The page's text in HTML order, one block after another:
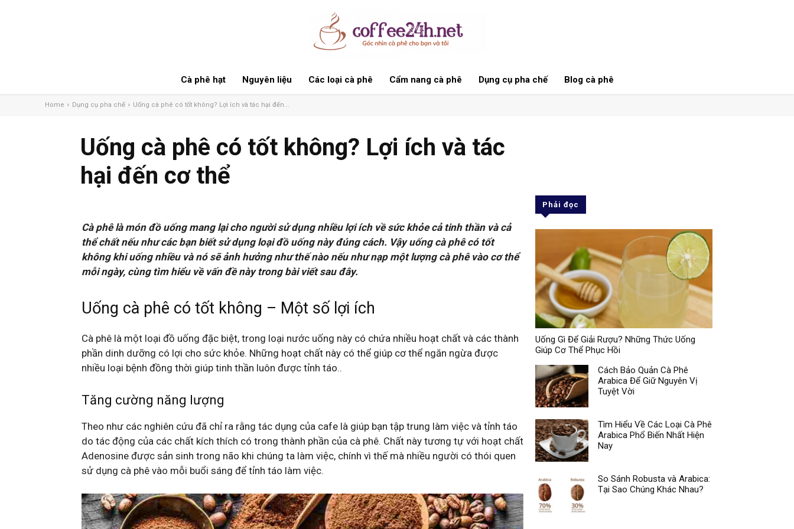
Cà phê hạt Nguyên liệu Các loại cà phê Cẩm nang cà phê Dụng cụ pha chế Blog cà phê
Home Dụng cụ pha chế Uống cà phê có tốt không? Lợi ích và tác hại đến...
Uống cà phê có tốt không? Lợi ích và tác
hại đến cơ thể
Cà phê là món đồ uống mang lại cho người sử dụng nhiều lợi ích về sức khỏe cả tinh thần và cả
thể chất nếu như các bạn biết sử dụng loại đồ uống này đúng cách. Vậy uống cà phê có tốt
không khi uống nhiều và nó sẽ ảnh hưởng như thế nào nếu như nạp một lượng cà phê vào cơ thể
mỗi ngày, cùng tìm hiểu về vấn đề này trong bài viết sau đây.
Uống cà phê có tốt không – Một số lợi ích
Cà phê là một loại đồ uống đặc biệt, trong loại nước uống này có chứa nhiều hoạt chất và các thành
phần dinh dưỡng có lợi cho sức khỏe. Những hoạt chất này có thể giúp cơ thể ngăn ngừa được
nhiều loại bệnh đồng thời giúp tinh thần luôn được tỉnh táo..
Tăng cường năng lượng
Theo như các nghiên cứu đã chỉ ra rằng tác dụng của cafe là giúp bạn tập trung làm việc và tỉnh táo
do tác động của các chất kích thích có trong thành phần của cà phê. Chất này tương tự với hoạt chất
Adenosine được sản sinh trong não khi chúng ta làm việc, chính vì thế mà nhiều người có thói quen
sử dụng cà phê vào mỗi buổi sáng để tỉnh táo làm việc.
Phải đọc
Uống Gì Để Giải Rượu? Những Thức Uống
Giúp Cơ Thể Phục Hồi
Cách Bảo Quản Cà Phê
Arabica Để Giữ Nguyên Vị
Tuyệt Vời
Tìm Hiểu Về Các Loại Cà Phê
Arabica Phổ Biến Nhất Hiện
Nay
So Sánh Robusta và Arabica:
Tại Sao Chúng Khác Nhau?